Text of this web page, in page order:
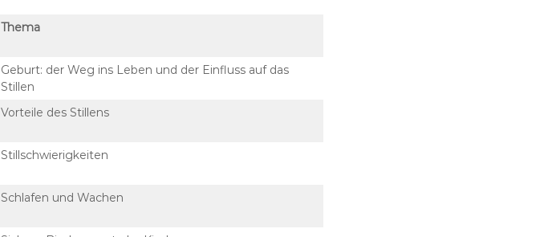
Thema
Geburt: der Weg ins Leben und der Einfluss auf das
Stillen
Vorteile des Stillens
Stillschwierigkeiten
Schlafen und Wachen